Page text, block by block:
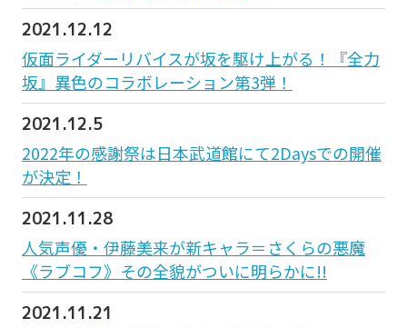
2021.12.12
仮面ライダーリバイスが坂を駆け上がる！『全力
坂』異色のコラボレーション第3弾！
2021.12.5
2022年の感謝祭は日本武道館にて2Daysでの開催
が決定！
2021.11.28
人気声優・伊藤美来が新キャラ＝さくらの悪魔
《ラブコフ》その全貌がついに明らかに!!
2021.11.21